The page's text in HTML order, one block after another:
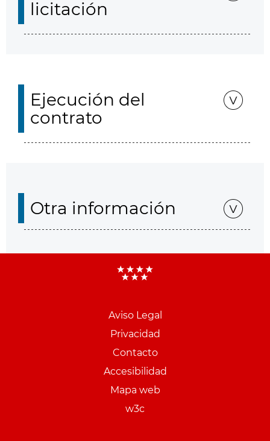
licitación
Ejecución del
contrato
Otra información
Aviso Legal
Privacidad
Contacto
Accesibilidad
Mapa web
w3c